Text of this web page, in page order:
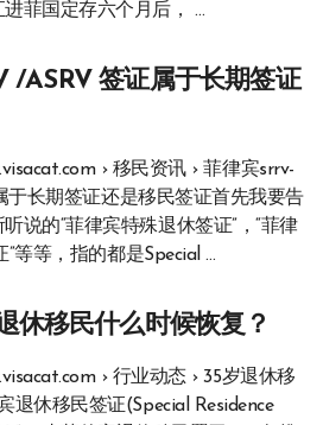
菲国定存六个月后， …
/ASRV 签证属于长期签证
› 移民资讯 › 菲律宾srrv-
于长期签证还是移民签证首先我要告
说的“菲律宾特殊退休签证”，“菲律
”等等，指的都是Special …
休移民什么时候恢复？
› 行业动态 › 35岁退休移
退休移民签证(Special Residence